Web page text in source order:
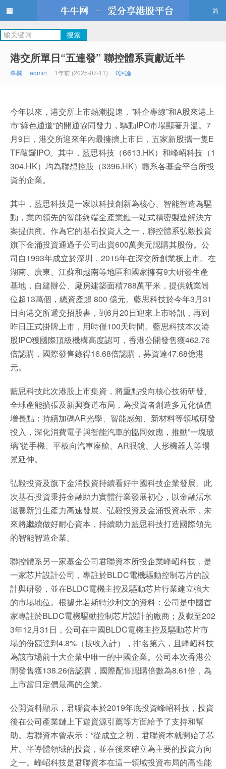
牛牛網
简
港交所單日“五連發” 聯控體系貢獻近半
專欄 admin 1年前 (2025-07-11) 0評論
今年以來，港交所上市熱潮提速，”科企專線”和A股來港上
市”綠色通道”的開通協同發力，驅動IPO市場顯著升溫。7
月9日，港交所迎來年內最擁擠上市日，五家新股攜一隻E
TF敲鑼IPO。其中，藍思科技（6613.HK）和峰岹科技（1
304.HK）均為聯想控股（3396.HK）體系各基金平台所投
資的企業。
其中，藍思科技是一家以科技創新為核心、智能智造為驅
動，業內領先的智能終端全產業鏈一站式精密製造解決方
案提供商。作為它的基石投資人之一，聯控體系弘毅投資
旗下金涌投資通過子公司出資600萬美元認購其股份。公
司自1993年成立於深圳，2015年在深交所創業板上市。在
湖南、廣東、江蘇和越南等地區和國家擁有9大研發生產
基地，自建辦公、廠房建築面積788萬平米，提供就業崗
位超13萬個，總資產超 800 億元。藍思科技於今年3月31
日向港交所遞交招股書，到6月20日迎來上市聆訊，再到
昨日正式掛牌上市，用時僅100天時間。藍思科技本次港
股IPO獲國際頂級機構高度認可，香港公開發售獲462.76
倍認購，國際發售錄得16.68倍認購，募資達47.68億港
元。
藍思科技此次港股上市集資，將重點投向核心技術研發、
全球產能擴張及新興賽道布局，為投資者創造多元化價值
增長點：持續加碼AR光學、智能感知、新材料等領域研發
投入，深化消費電子與智能汽車的協同效應，推動”一塊玻
璃”從手機、平板向汽車座艙、AR眼鏡、人形機器人等場
景延伸。
弘毅投資及旗下金涌投資持續看好中國科技企業發展。此
次基石投資秉持金融助力實體行業發展初心，以金融活水
滋養新質生產力高速發展。弘毅投資及金涌投資表示，未
來將繼續做好耐心資本，持續助力藍思科技打造國際領先
的智能智造企業。
聯控體系另一家基金公司君聯資本所投企業峰岹科技，是
一家芯片設計公司，專註於BLDC電機驅動控制芯片的設
計與研發，並在BLDC電機主控及驅動芯片行業建立強大
的市場地位。根據弗若斯特沙利文的資料：公司是中國首
家專註於BLDC電機驅動控制芯片設計的廠商；及截至202
3年12月31日，公司在中國BLDC電機主控及驅動芯片市
場的份額達到4.8%（按收入計），排名第六，且峰岹科技
為該市場前十大企業中唯一的中國企業。公司本次香港公
開發售獲138.26倍認購，國際配售認購倍數為8.61倍，為
上市當日定價最高的企業。
公開資料顯示，君聯資本於2019年底投資峰岹科技，投資
後在公司產業鏈上下遊資源引薦等方面給予了支持和幫
助。君聯資本曾表示：”從成立之初，君聯資本就開始了芯
片、半導體領域的投資，並在後來確立為主要的投資方向
之一。峰岹科技是君聯資本在這一領域投資布局的高性能